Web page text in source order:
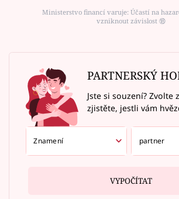
Ministerstvo financí varuje: Účastí na
vzniknout závislost ⑱
PARTNERSKÝ
Jste si souzení? Zvolte
zjistěte, jestli vám
VYPOČÍTAT